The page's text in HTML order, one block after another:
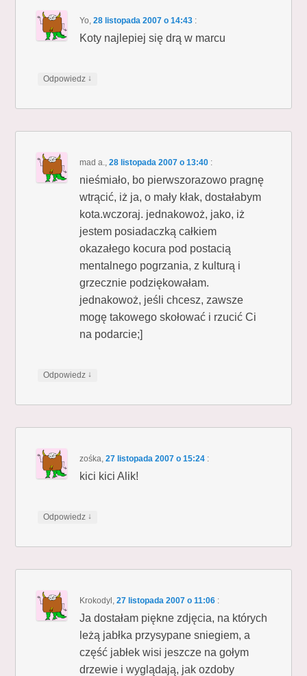
Yo,28 listopada 2007 o 14:43 :
Koty najlepiej się drą w marcu
Odpowiedz ↓
mad a.,28 listopada 2007 o 13:40 :
nieśmiało, bo pierwszorazowo pragnę
wtrącić, iż ja, o mały kłak, dostałabym
kota.wczoraj. jednakowoż, jako, iż
jestem posiadaczką całkiem
okazałego kocura pod postacią
mentalnego pogrzania, z kulturą i
grzecznie podziękowałam.
jednakowoż, jeśli chcesz, zawsze
mogę takowego skołować i rzucić Ci
na podarcie;]
Odpowiedz ↓
zośka,27 listopada 2007 o 15:24 :
kici kici Alik!
Odpowiedz ↓
Krokodyl ,27 listopada 2007 o 11:06 :
Ja dostałam piękne zdjęcia, na których
leżą jabłka przysypane sniegiem, a
część jabłek wisi jeszcze na gołym
drzewie i wyglądają, jak ozdoby